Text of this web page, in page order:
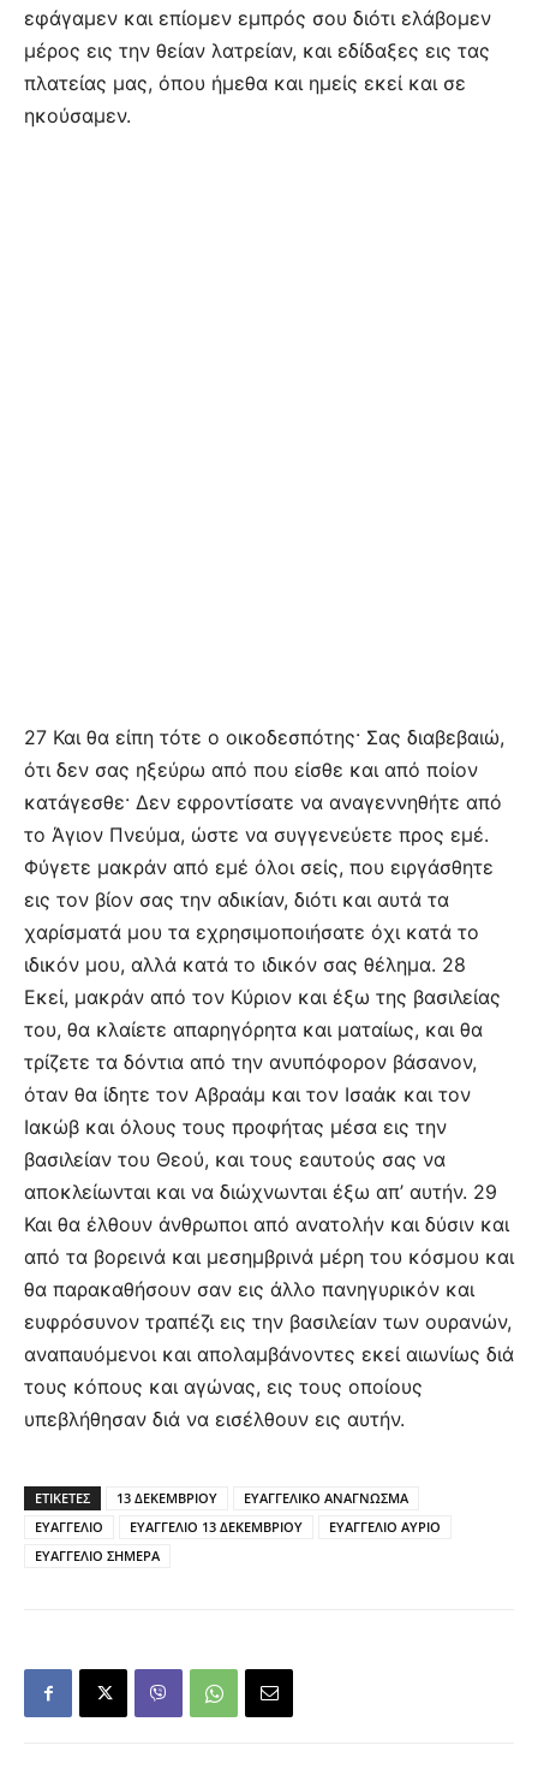
εφάγαμεν και επίομεν εμπρός σου διότι ελάβομεν
μέρος εις την θείαν λατρείαν, και εδίδαξες εις τας
πλατείας μας, όπου ήμεθα και ημείς εκεί και σε
ηκούσαμεν.
27 Και θα είπη τότε ο οικοδεσπότης· Σας διαβεβαιώ,
ότι δεν σας ηξεύρω από που είσθε και από ποίον
κατάγεσθε· Δεν εφροντίσατε να αναγεννηθήτε από
το Άγιον Πνεύμα, ώστε να συγγενεύετε προς εμέ.
Φύγετε μακράν από εμέ όλοι σείς, που ειργάσθητε
εις τον βίον σας την αδικίαν, διότι και αυτά τα
χαρίσματά μου τα εχρησιμοποιήσατε όχι κατά το
ιδικόν μου, αλλά κατά το ιδικόν σας θέλημα. 28
Εκεί, μακράν από τον Κύριον και έξω της βασιλείας
του, θα κλαίετε απαρηγόρητα και ματαίως, και θα
τρίζετε τα δόντια από την ανυπόφορον βάσανον,
όταν θα ίδητε τον Αβραάμ και τον Ισαάκ και τον
Ιακώβ και όλους τους προφήτας μέσα εις την
βασιλείαν του Θεού, και τους εαυτούς σας να
αποκλείωνται και να διώχνωνται έξω απ’ αυτήν. 29
Και θα έλθουν άνθρωποι από ανατολήν και δύσιν και
από τα βορεινά και μεσημβρινά μέρη του κόσμου και
θα παρακαθήσουν σαν εις άλλο πανηγυρικόν και
ευφρόσυνον τραπέζι εις την βασιλείαν των ουρανών,
αναπαυόμενοι και απολαμβάνοντες εκεί αιωνίως διά
τους κόπους και αγώνας, εις τους οποίους
υπεβλήθησαν διά να εισέλθουν εις αυτήν.
ΕΤΙΚΕΤΕΣ 13 ΔΕΚΕΜΒΡΙΟΥ
ΕΥΑΓΓΕΛΙΚΟ ΑΝΑΓΝΩΣΜΑ
ΕΥΑΓΓΕΛΙΟ
ΕΥΑΓΓΕΛΙΟ 13 ΔΕΚΕΜΒΡΙΟΥ
ΕΥΑΓΓΕΛΙΟ ΑΥΡΙΟ
ΕΥΑΓΓΕΛΙΟ ΣΗΜΕΡΑ